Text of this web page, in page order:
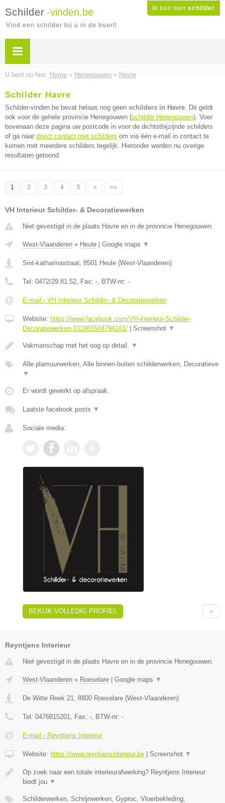
Ik ben een schilder
Schilder -vinden.be
Vind een schilder bij u in de buurt!
U bent nu hier: Home » Henegouwen » Havre
Schilder Havre
Schilder-vinden.be bevat helaas nog geen schilders in Havre. Dit geldt
ook voor de gehele provincie Henegouwen (schilder Henegouwen). Voer
bovenaan deze pagina uw postcode in voor de dichtstbijzijnde schilders
of ga naar direct contact met schilders om via één e-mail in contact te
komen met meerdere schilders tegelijk. Hieronder worden nu overige
resultaten getoond.
1 2 3 4 5 » »»
VH Interieur Schilder- & Decoratiewerken
Niet gevestigd in de plaats Havre en in de provincie Henegouwen.
West-Vlaanderen » Heule Google maps ▼
Sint-katharinastraat, 8501 Heule (West-Vlaanderen)
Tel: 0472/29.81.52, Fax: -, BTW-nr: -
E-mail › VH Interieur Schilder- & Decoratiewerken
Website: https://www.facebook.com/VH-interieur-Schilder-
Decoratiewerken-101965504794161/
Screenshot ▼
Vakmanschap met het oog op detail. ▼
Alle plamuurwerken, Alle binnen-buiten schilderwerken, Decoratieve
▼
Er wordt gewerkt op afspraak.
Laatste facebook posts ▼
Sociale media:
BEKIJK VOLLEDIG PROFIEL
Reyntjens Interieur
Niet gevestigd in de plaats Havre en in de provincie Henegouwen.
West-Vlaanderen » Roeselare Google maps ▼
De Witte Reek 21 8800 Roeselare (West-Vlaanderen)
Tel: 0476815201 , Fax: - , BTW-nr: -
E-mail › Reyntjens Interieur
Website: https://www.reyntjensinterieur.be Screenshot ▼
Op zoek naar een totale interieurafwerking? Reyntjens Interieur
biedt jou ▼
Schilderwerken, Schrijnwerken, Gyproc, Vloerbekleding,